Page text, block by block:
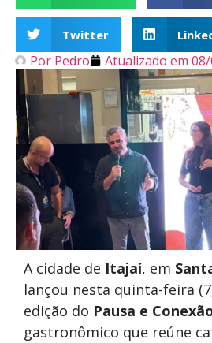
Twitter
Por Pedro Atualizado em
A cidade de Itajaí, em
lançou nesta quinta-feira
edição do Pausa e
gastronômico que reúne